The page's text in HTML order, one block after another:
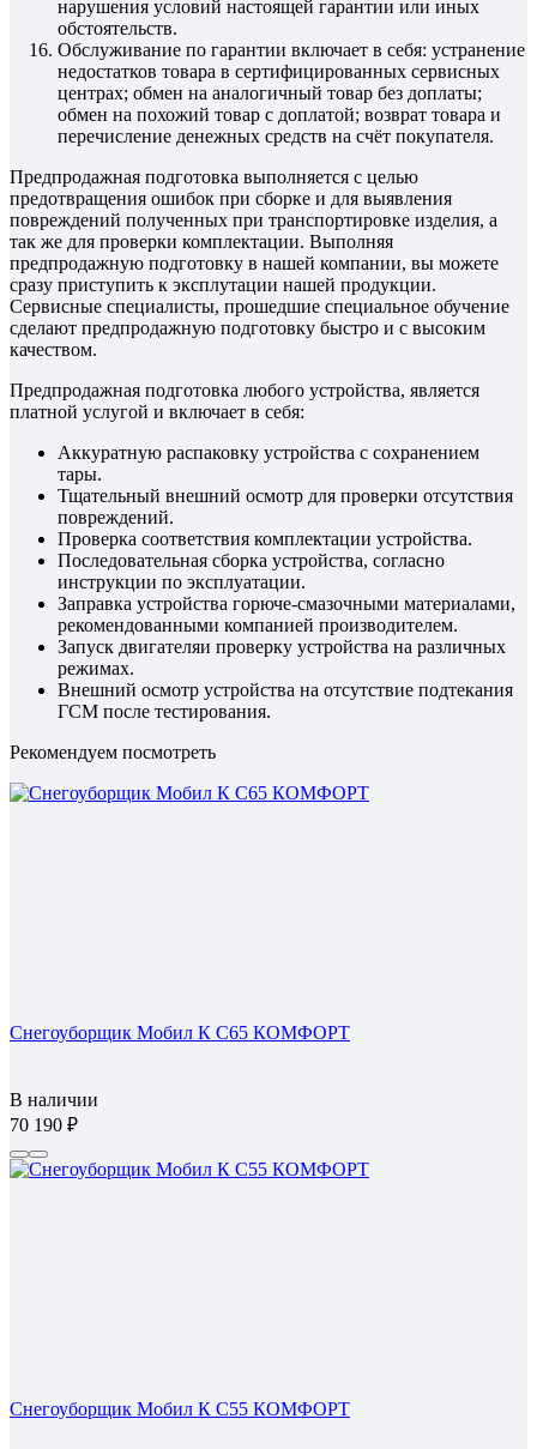
нарушения условий настоящей гарантии или иных
обстоятельств.
Обслуживание по гарантии включает в себя: устранение
недостатков товара в сертифицированных сервисных
центрах; обмен на аналогичный товар без доплаты;
обмен на похожий товар с доплатой; возврат товара и
перечисление денежных средств на счёт покупателя.
Предпродажная подготовка выполняется с целью
предотвращения ошибок при сборке и для выявления
повреждений полученных при транспортировке изделия, а
так же для проверки комплектации. Выполняя
предпродажную подготовку в нашей компании, вы можете
сразу приступить к эксплутации нашей продукции.
Сервисные специалисты, прошедшие специальное обучение
сделают предпродажную подготовку быстро и с высоким
качеством.
Предпродажная подготовка любого устройства, является
платной услугой и включает в себя:
Аккуратную распаковку устройства с сохранением
тары.
Тщательный внешний осмотр для проверки отсутствия
повреждений.
Проверка соответствия комплектации устройства.
Последовательная сборка устройства, согласно
инструкции по эксплуатации.
Заправка устройства горюче-смазочными материалами,
рекомендованными компанией производителем.
Запуск двигателяи проверку устройства на различных
режимах.
Внешний осмотр устройства на отсутствие подтекания
ГСМ после тестирования.
Рекомендуем посмотреть
Снегоуборщик Мобил К С65 КОМФОРТ
В наличии
70 190
Снегоуборщик Мобил К С55 КОМФОРТ